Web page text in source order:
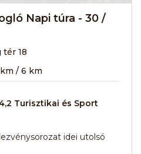
Napi túra - 30 /
tér 18
/ 6 km
Turisztikai és Sport
idei utolsó